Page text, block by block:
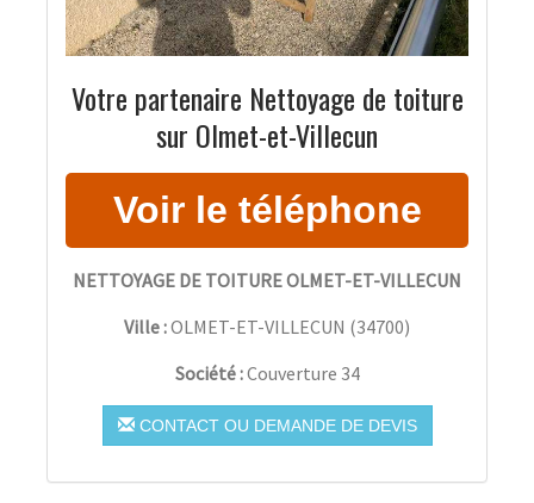
Votre partenaire Nettoyage de toiture
sur Olmet-et-Villecun
NETTOYAGE DE TOITURE OLMET-ET-VILLECUN
Ville :OLMET-ET-VILLECUN (34700)
Société :Couverture 34
CONTACT OU DEMANDE DE DEVIS